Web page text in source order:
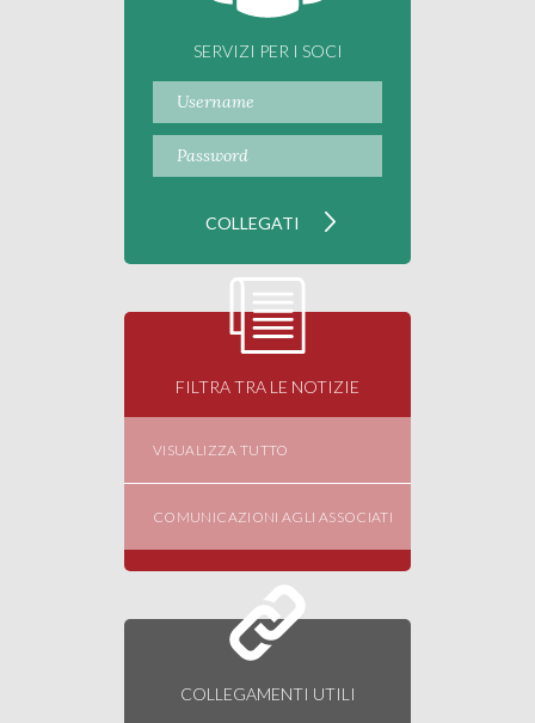
SERVIZI PER I SOCI
FILTRA TRA LE NOTIZIE
VISUALIZZA TUTTO
COMUNICAZIONI AGLI ASSOCIATI
COLLEGAMENTI UTILI